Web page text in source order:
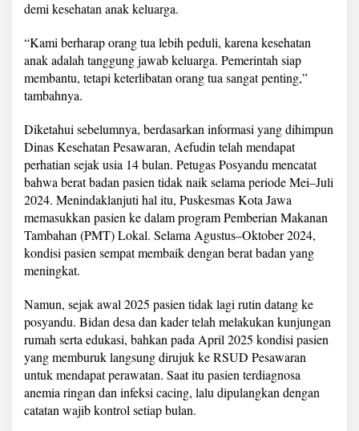
K
s
e
h
a
n
T
e
r
p
e
n
u
h
i
n
g
a
n
B
a
i
k
demi kesehatan anak keluarga.
“Kami berharap orang tua lebih peduli, karena kesehatan
anak adalah tanggung jawab keluarga. Pemerintah siap
membantu, tetapi keterlibatan orang tua sangat penting,”
tambahnya.
Diketahui sebelumnya, berdasarkan informasi yang dihimpun
Dinas Kesehatan Pesawaran, Aefudin telah mendapat
perhatian sejak usia 14 bulan. Petugas Posyandu mencatat
bahwa berat badan pasien tidak naik selama periode Mei–Juli
2024. Menindaklanjuti hal itu, Puskesmas Kota Jawa
memasukkan pasien ke dalam program Pemberian Makanan
Tambahan (PMT) Lokal. Selama Agustus–Oktober 2024,
kondisi pasien sempat membaik dengan berat badan yang
meningkat.
Namun, sejak awal 2025 pasien tidak lagi rutin datang ke
posyandu. Bidan desa dan kader telah melakukan kunjungan
rumah serta edukasi, bahkan pada April 2025 kondisi pasien
yang memburuk langsung dirujuk ke RSUD Pesawaran
untuk mendapat perawatan. Saat itu pasien terdiagnosa
anemia ringan dan infeksi cacing, lalu dipulangkan dengan
catatan wajib kontrol setiap bulan.